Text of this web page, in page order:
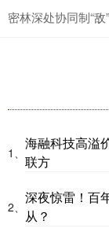
密林深处协同制“敌”
1、
海融科技高溢
联方
2、
深夜惊雷！百
从？